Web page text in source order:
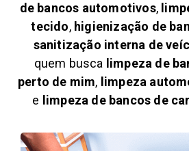
de bancos automotivos,
tecido, higienização de
sanitização interna de
quem busca limpeza de
perto de mim, limpeza
e limpeza de bancos de